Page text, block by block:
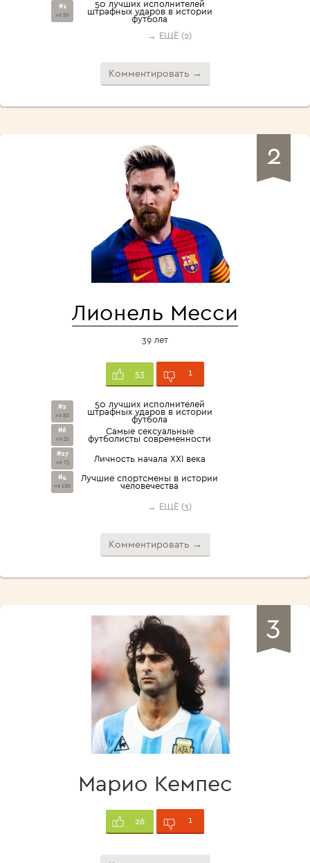
#1
из 50
50 лучших исполнителей
штрафных ударов в истории
футбола
→ ЕЩЁ (2)
Комментировать →
2
Лионель Месси
39 лет
53 1
#2
из 50
50 лучших исполнителей
штрафных ударов в истории
футбола
#6
из 31
Самые сексуальные
футболисты современности
#27
из 73 Личность начала XXI века
#4
из 120
Лучшие спортсмены в истории
человечества
→ ЕЩЁ (3)
Комментировать →
3
Марио Кемпес
26 1